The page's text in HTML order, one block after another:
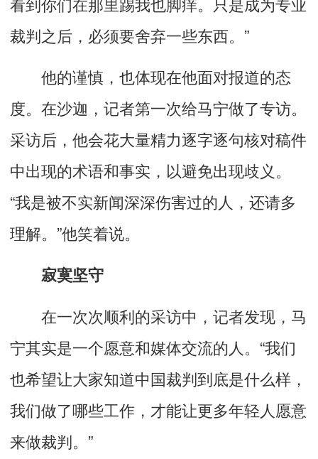
裁判之后，必须要舍弃一些东西。”
他的谨慎，也体现在他面对报道的态
度。在沙迦，记者第一次给马宁做了专访。
采访后，他会花大量精力逐字逐句核对稿件
中出现的术语和事实，以避免出现歧义。
“我是被不实新闻深深伤害过的人，还请多
理解。”他笑着说。
寂寞坚守
在一次次顺利的采访中，记者发现，马
宁其实是一个愿意和媒体交流的人。“我们
也希望让大家知道中国裁判到底是什么样，
我们做了哪些工作，才能让更多年轻人愿意
来做裁判。”